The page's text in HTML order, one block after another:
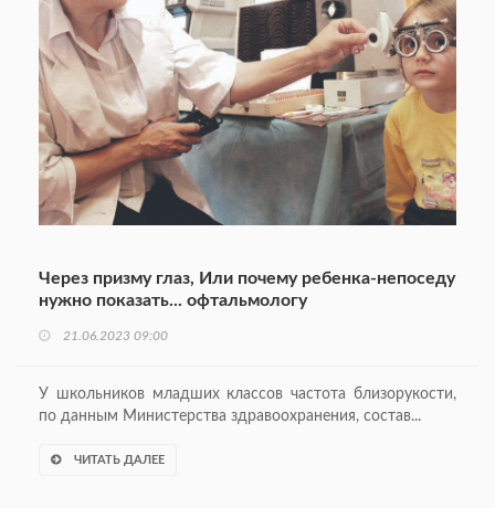
Через призму глаз, Или почему ребенка-непоседу
нужно показать... офтальмологу
21.06.2023 09:00
У школьников младших классов частота близорукости,
по данным Министерства здравоохранения, состав...
ЧИТАТЬ ДАЛЕЕ